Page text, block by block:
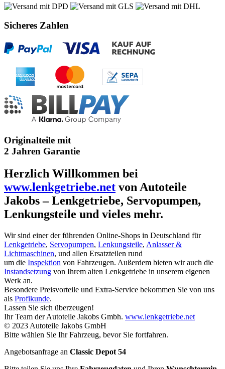
Sicheres Zahlen
Originalteile mit
2 Jahren Garantie
Herzlich Willkommen bei
www.lenkgetriebe.net von Autoteile
Jakobs – Lenkgetriebe, Servopumpen,
Lenkungsteile und vieles mehr.
Wir sind einer der führenden Online-Shops in Deutschland für
Lenkgetriebe, Servopumpen, Lenkungsteile, Anlasser &
Lichtmaschinen, und allen Ersatzteilen rund
um die Inspektion von Fahrzeugen. Außerdem bieten wir auch die
Instandsetzung von Ihrem alten Lenkgetriebe in unserem eigenen
Werk an.
Besondere Preisvorteile und Extra-Service bekommen Sie von uns
als Profikunde.
Lassen Sie sich überzeugen!
Ihr Team der Autoteile Jakobs Gmbh. www.lenkgetriebe.net
© 2023 Autoteile Jakobs GmbH
Bitte wählen Sie Ihr Fahrzeug, bevor Sie fortfahren.
Angebotsanfrage an Classic Depot 54